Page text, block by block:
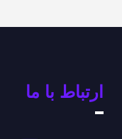
ارتباط با ما